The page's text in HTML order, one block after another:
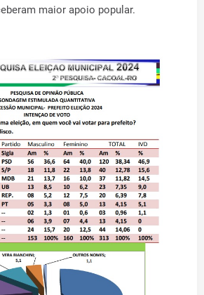
maior apoio popular.